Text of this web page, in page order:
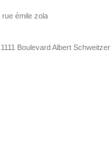
émile zola
Boulevard Albert Schweitzer